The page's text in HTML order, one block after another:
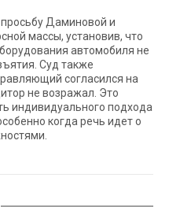
просьбу Даминовой и
массы, установив, что
автомобиля не
Суд также
согласился на
не возражал. Это
индивидуального подхода
когда речь идет о